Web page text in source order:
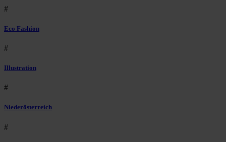
#
Eco Fashion
#
Illustration
#
Niederösterreich
#